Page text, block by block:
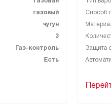
газовый
чугун
3
Газ-контроль
Есть
Способ
Защита